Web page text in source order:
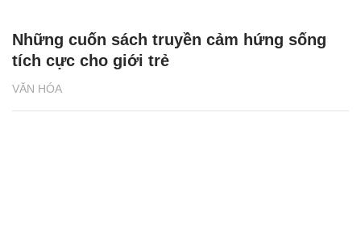
VĂN HÓA
Những cuốn sách truyền cảm hứng sống
tích cực cho giới trẻ